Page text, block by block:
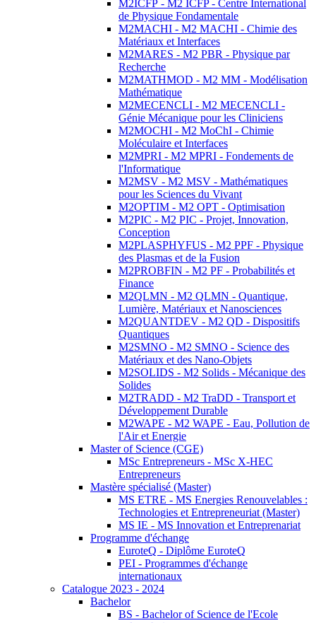
M2ICFP - M2 ICFP - Centre International
de Physique Fondamentale
M2MACHI - M2 MACHI - Chimie des
Matériaux et Interfaces
M2MARES - M2 PBR - Physique par
Recherche
M2MATHMOD - M2 MM - Modélisation
Mathématique
M2MECENCLI - M2 MECENCLI -
Génie Mécanique pour les Cliniciens
M2MOCHI - M2 MoChI - Chimie
Moléculaire et Interfaces
M2MPRI - M2 MPRI - Fondements de
l'Informatique
M2MSV - M2 MSV - Mathématiques
pour les Sciences du Vivant
M2OPTIM - M2 OPT - Optimisation
M2PIC - M2 PIC - Projet, Innovation,
Conception
M2PLASPHYFUS - M2 PPF - Physique
des Plasmas et de la Fusion
M2PROBFIN - M2 PF - Probabilités et
Finance
M2QLMN - M2 QLMN - Quantique,
Lumière, Matériaux et Nanosciences
M2QUANTDEV - M2 QD - Dispositifs
Quantiques
M2SMNO - M2 SMNO - Science des
Matériaux et des Nano-Objets
M2SOLIDS - M2 Solids - Mécanique des
Solides
M2TRADD - M2 TraDD - Transport et
Développement Durable
M2WAPE - M2 WAPE - Eau, Pollution de
l'Air et Energie
Master of Science (CGE)
MSc Entrepreneurs - MSc X-HEC
Entrepreneurs
Mastère spécialisé (Master)
MS ETRE - MS Energies Renouvelables :
Technologies et Entrepreneuriat (Master)
MS IE - MS Innovation et Entreprenariat
Programme d'échange
EuroteQ - Diplôme EuroteQ
PEI - Programmes d'échange
internationaux
Catalogue 2023 - 2024
Bachelor
BS - Bachelor of Science de l'Ecole